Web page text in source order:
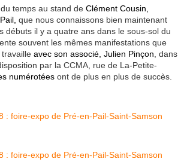
temps au stand de Clément Cousin,
que nous connaissons bien maintenant
débuts il y a quatre ans dans le sous-sol du
souvent les mêmes manifestations que
travaille avec son associé, Julien Pinçon , dans
par la CCMA, rue de La-Petite-
numérotées ont de plus en plus de succès.